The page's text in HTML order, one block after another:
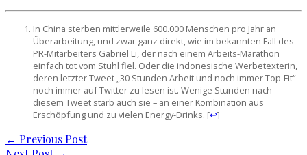
In China sterben mittlerweile 600.000 Menschen pro Jahr an
Überarbeitung, und zwar ganz direkt, wie im bekannten Fall des
PR-Mitarbeiters Gabriel Li, der nach einem Arbeits-Marathon
einfach tot vom Stuhl fiel. Oder die indonesische Werbetexterin,
deren letzter Tweet „30 Stunden Arbeit und noch immer Top-Fit“
noch immer auf Twitter zu lesen ist. Wenige Stunden nach
diesem Tweet starb auch sie – an einer Kombination aus
Erschöpfung und zu vielen Energy-Drinks. [↩]
Post
← Previous Post